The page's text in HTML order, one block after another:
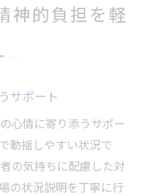
神的負担を軽
サポート
心情に寄り添うサポー
動揺しやすい状況で
の気持ちに配慮した対
の状況説明を丁寧に行